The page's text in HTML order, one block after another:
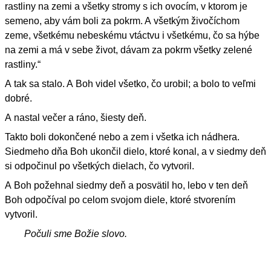
rastliny na zemi a všetky stromy s ich ovocím, v ktorom je
semeno, aby vám boli za pokrm. A všetkým živočíchom
zeme, všetkému nebeskému vtáctvu i všetkému, čo sa hýbe
na zemi a má v sebe život, dávam za pokrm všetky zelené
rastliny.“
A tak sa stalo. A Boh videl všetko, čo urobil; a bolo to veľmi
dobré.
A nastal večer a ráno, šiesty deň.
Takto boli dokončené nebo a zem i všetka ich nádhera.
Siedmeho dňa Boh ukončil dielo, ktoré konal, a v siedmy deň
si odpočinul po všetkých dielach, čo vytvoril.
A Boh požehnal siedmy deň a posvätil ho, lebo v ten deň
Boh odpočíval po celom svojom diele, ktoré stvorením
vytvoril.
Počuli sme Božie slovo.